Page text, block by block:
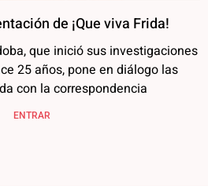
de ¡Que viva Frida!
que inició sus investigaciones
25 años, pone en diálogo las
con la correspondencia
ENTRAR